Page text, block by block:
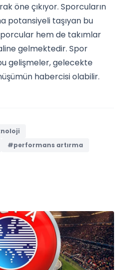
öne çıkıyor. Sporcuların
potansiyeli taşıyan bu
hem de takımlar
gelmektedir. Spor
gelişmeler, gelecekte
habercisi olabilir.
#performans artırma